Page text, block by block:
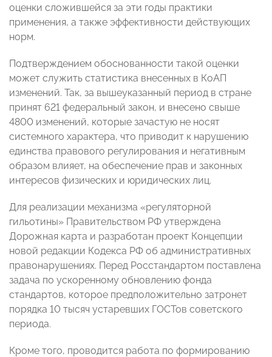
оценки сложившейся за эти годы практики
применения, а также эффективности действующих
норм.
Подтверждением обоснованности такой оценки
может служить статистика внесенных в КоАП
изменений. Так, за вышеуказанный период в стране
принят 621 федеральный закон, и внесено свыше
4800 изменений, которые зачастую не носят
системного характера, что приводит к нарушению
единства правового регулирования и негативным
образом влияет, на обеспечение прав и законных
интересов физических и юридических лиц.
Для реализации механизма «регуляторной
гильотины» Правительством РФ утверждена
Дорожная карта и разработан проект Концепции
новой редакции Кодекса РФ об административных
правонарушениях. Перед Росстандартом поставлена
задача по ускоренному обновлению фонда
стандартов, которое предположительно затронет
порядка 10 тысяч устаревших ГОСТов советского
периода.
Кроме того, проводится работа по формированию